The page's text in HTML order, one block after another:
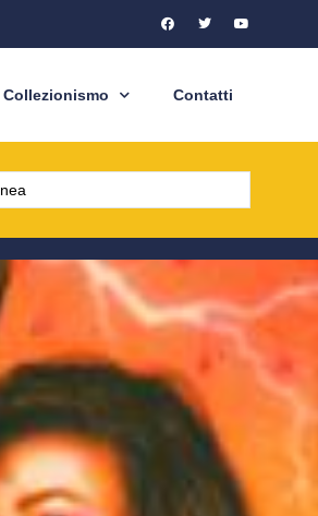
Collezionismo Contatti